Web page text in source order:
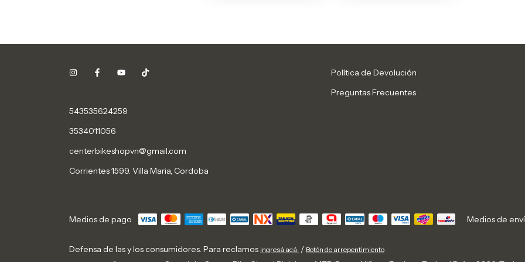
543535624259
3534011056
centerbikeshopvn@gmail.com
Corrientes 1599. Villa Maria, Cordoba
Política de Devolución
Preguntas Frecuentes
Medios de pago Medios de
Defensa de las y los consumidores. Para reclamos ingresá acá. / Botón de arrepentimiento